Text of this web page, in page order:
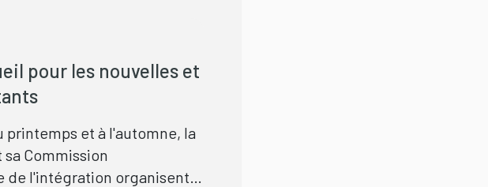
pour les nouvelles et
printemps et à l'automne, la
Commission
de l'intégration organisent